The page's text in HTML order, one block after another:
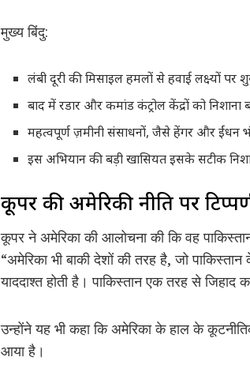
मुख्य बिंदु:
लंबी दूरी की मिसाइल हमलों से हवाई लक्ष्यों
बाद में रडार और कमांड कंट्रोल केंद्रों को निशाना
महत्वपूर्ण ज़मीनी संसाधनों, जैसे हेंगर और ईंधन
इस अभियान की बड़ी खासियत इसके सटीक
कूपर की अमेरिकी नीति पर
कूपर ने अमेरिका की आलोचना की कि वह
“अमेरिका भी बाकी देशों की तरह है, जो
याददाश्त होती है। पाकिस्तान एक तरह से जिहाद
उन्होंने यह भी कहा कि अमेरिका के हाल के
आया है।